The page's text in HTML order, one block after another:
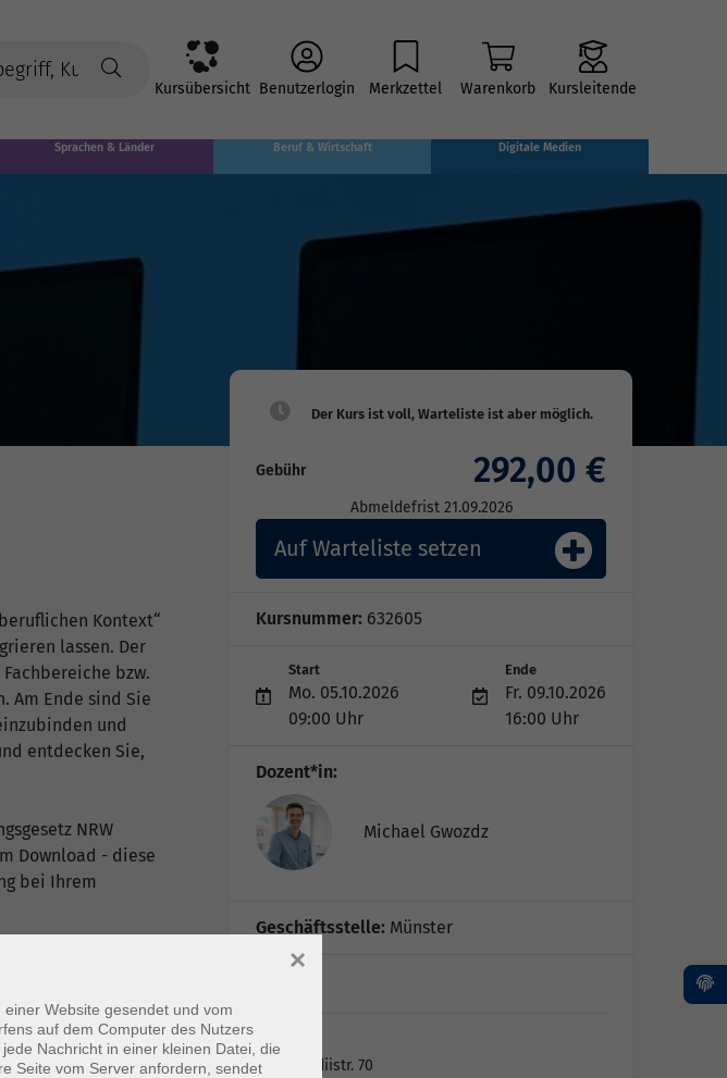
Kursübersicht Benutzerlogin Merkzettel Warenkorb Kursleitende
Sprachen & Länder Beruf & Wirtschaft Digitale Medien
Kontext“
lassen. Der
bzw.
Am Ende sind Sie
und
entdecken Sie,
NRW
Download - diese
bei Ihrem
Gebühr 292,00 €
Abmeldefrist 21.09.2026
Auf Warteliste setzen
Kursnummer: 632605
Start
Mo. 05.10.2026
09:00 Uhr
Ende
Fr. 09.10.2026
16:00 Uhr
Dozent*in:
Michael Gwozdz
Geschäftsstelle: Münster
Aegidiistr. 70
Website gesendet und vom
auf dem Computer des Nutzers
Nachricht in einer kleinen Datei, die
Seite vom Server anfordern, sendet
×